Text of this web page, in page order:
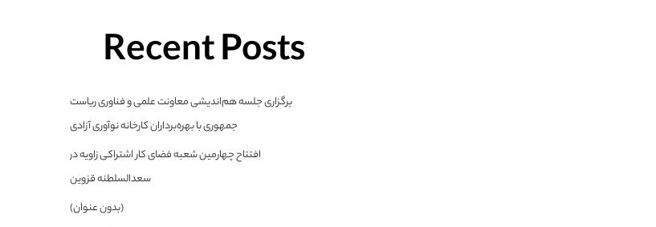
Recent Posts
برگزاری جلسه هم‌اندیشی معاونت علمی و فناوری ریاست
جمهوری با بهره‌برداران کارخانه نوآوری آزادی
افتتاح چهارمین شعبه فضای کار اشتراکی زاویه در
سعدالسلطنه قزوین
(بدون عنوان)